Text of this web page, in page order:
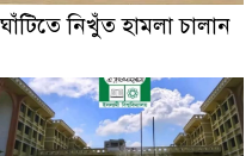
নিখুঁত হামলা চালান